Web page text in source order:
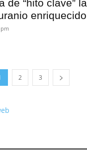
de “hito clave” la
pm
2 3